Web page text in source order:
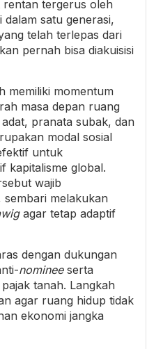
rentan tergerus oleh
satu generasi,
telah terlepas dari
pernah bisa diakuisisi
memiliki momentum
masa depan ruang
pranata subak, dan
modal sosial
untuk
kapitalisme global.
wajib
melakukan
agar tetap adaptif
dengan dukungan
nominee serta
tanah. Langkah
agar ruang hidup tidak
ekonomi jangka